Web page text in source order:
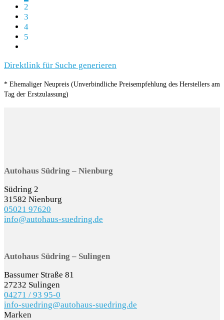
2
3
4
5
Direktlink für Suche generieren
* Ehemaliger Neupreis (Unverbindliche Preisempfehlung des Herstellers am
Tag der Erstzulassung)
Autohaus Südring – Nienburg
Südring 2
31582 Nienburg
05021 97620
info@autohaus-suedring.de
Autohaus Südring – Sulingen
Bassumer Straße 81
27232 Sulingen
04271 / 93 95-0
info-suedring@autohaus-suedring.de
Marken